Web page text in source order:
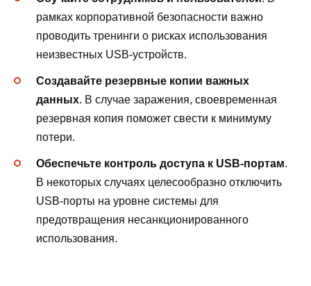
рамках корпоративной безопасности важно
проводить тренинги о рисках использования
неизвестных USB-устройств.
Создавайте резервные копии важных
данных. В случае заражения, своевременная
резервная копия поможет свести к минимуму
потери.
Обеспечьте контроль доступа к USB-портам.
В некоторых случаях целесообразно отключить
USB-порты на уровне системы для
предотвращения несанкционированного
использования.